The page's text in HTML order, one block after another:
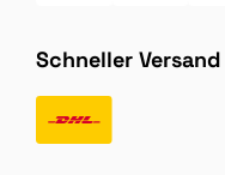
Schneller Versand